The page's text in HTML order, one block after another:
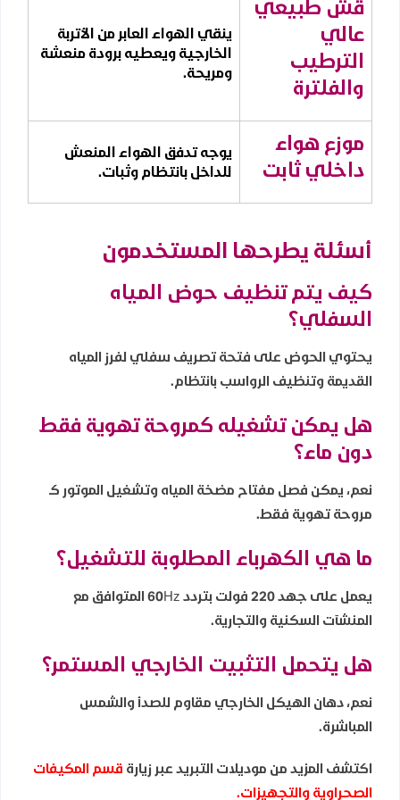
قش طبيعي
عالي
الترطيب
والفلترة
ينقي الهواء العابر من الأتربة
الخارجية ويعطيه برودة منعشة
ومريحة.
موزع هواء
داخلي ثابت
يوجه تدفق الهواء المنعش
للداخل بانتظام وثبات.
أسئلة يطرحها المستخدمون
كيف يتم تنظيف حوض المياه
السفلي؟
يحتوي الحوض على فتحة تصريف سفلي لفرز المياه
القديمة وتنظيف الرواسب بانتظام.
هل يمكن تشغيله كمروحة تهوية فقط
دون ماء؟
نعم، يمكن فصل مفتاح مضخة المياه وتشغيل الموتور كـ
مروحة تهوية فقط.
ما هي الكهرباء المطلوبة للتشغيل؟
يعمل على جهد 220 فولت بتردد 60Hz المتوافق مع
المنشآت السكنية والتجارية.
هل يتحمل التثبيت الخارجي المستمر؟
نعم، دهان الهيكل الخارجي مقاوم للصدأ والشمس
المباشرة.
اكتشف المزيد من موديلات التبريد عبر زيارة قسم المكيفات
الصحراوية والتجهيزات.